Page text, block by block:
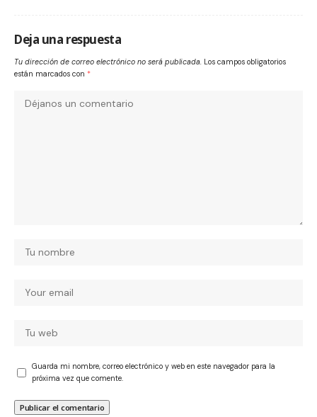
Deja una respuesta
Tu dirección de correo electrónico no será publicada. Los campos obligatorios
están marcados con *
Guarda mi nombre, correo electrónico y web en este navegador para la
próxima vez que comente.